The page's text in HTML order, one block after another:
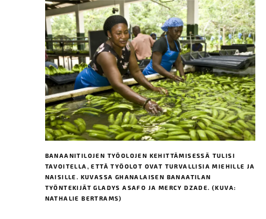
BANAANITILOJEN TYÖOLOJEN KEHITTÄMISESSÄ TULISI
TAVOITELLA, ETTÄ TYÖOLOT OVAT TURVALLISIA MIEHILLE JA
NAISILLE. KUVASSA GHANALAISEN BANAATILAN
TYÖNTEKIJÄT GLADYS ASAFO JA MERCY DZADE. (KUVA:
NATHALIE BERTRAMS)